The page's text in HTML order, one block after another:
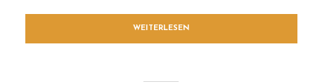
WEITERLESEN